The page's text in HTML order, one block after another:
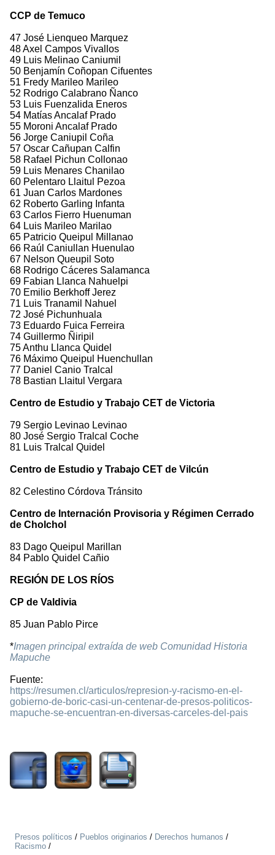
CCP de Temuco
47 José Lienqueo Marquez
48 Axel Campos Vivallos
49 Luis Melinao Caniumil
50 Benjamín Coñopan Cifuentes
51 Fredy Marileo Marileo
52 Rodrigo Calabrano Ñanco
53 Luis Fuenzalida Eneros
54 Matías Ancalaf Prado
55 Moroni Ancalaf Prado
56 Jorge Caniupil Coña
57 Oscar Cañupan Calfin
58 Rafael Pichun Collonao
59 Luis Menares Chanilao
60 Pelentaro Llaitul Pezoa
61 Juan Carlos Mardones
62 Roberto Garling Infanta
63 Carlos Fierro Huenuman
64 Luis Marileo Marilao
65 Patricio Queipul Millanao
66 Raúl Caniullan Huenulao
67 Nelson Queupil Soto
68 Rodrigo Cáceres Salamanca
69 Fabian Llanca Nahuelpi
70 Emilio Berkhoff Jerez
71 Luis Tranamil Nahuel
72 José Pichunhuala
73 Eduardo Fuica Ferreira
74 Guillermo Ñiripil
75 Anthu Llanca Quidel
76 Máximo Queipul Huenchullan
77 Daniel Canio Tralcal
78 Bastian Llaitul Vergara
Centro de Estudio y Trabajo CET de Victoria
79 Sergio Levinao Levinao
80 José Sergio Tralcal Coche
81 Luis Tralcal Quidel
Centro de Estudio y Trabajo CET de Vilcún
82 Celestino Córdova Tránsito
Centro de Internación Provisoria y Régimen Cerrado
de Cholchol
83 Dago Queipul Marillan
84 Pablo Quidel Cañio
REGIÓN DE LOS RÍOS
CP de Valdivia
85 Juan Pablo Pirce
*Imagen principal extraída de web Comunidad Historia
Mapuche
Fuente:
https://resumen.cl/articulos/represion-y-racismo-en-el-
gobierno-de-boric-casi-un-centenar-de-presos-politicos-
mapuche-se-encuentran-en-diversas-carceles-del-pais
Presos políticos / Pueblos originarios / Derechos humanos /
Racismo /